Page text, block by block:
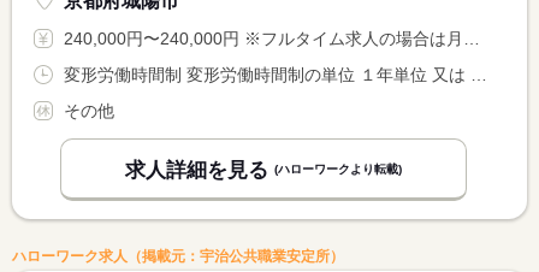
240,000円〜240,000円 ※フルタイム求人の場合は月額（換算額）、パート求人の場合は時間額を表示しています。
変形労働時間制 変形労働時間制の単位 １年単位 又は 5時30分〜20時00分の時間の間の10時間 就業時間に関する特記事項 ※実働１０時間となります <BR> ※シフト時間については面接時に相談します
その他
求人詳細を見る (ハローワークより転載)
ハローワーク求人（掲載元：宇治公共職業安定所）